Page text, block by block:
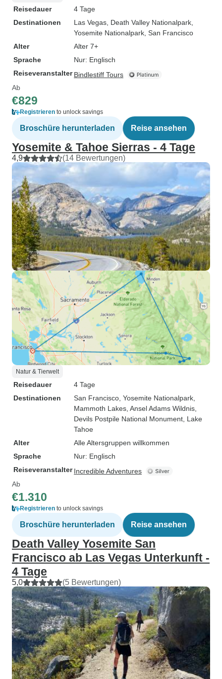
Reisedauer
4 Tage
Destinationen
Las Vegas , Death Valley Nationalpark
Yosemite Nationalpark , San Francisco
Alter
Alter 7+
Sprache
Nur: Englisch
Reiseveranstalter Bindlestiff Tours
Ab
€829
Registrieren to unlock savings
Broschüre herunterladen Reise ansehen
Yosemite & Tahoe Sierras - 4 Tage
4,9 (14 Bewertungen)
Natur & Tierwelt
Reisedauer
4 Tage
Destinationen
San Francisco , Yosemite Nationalpark
Mammoth Lakes , Ansel Adams Wildnis
Devils Postpile National Monument , Lake
Tahoe
Alter
Alle Altersgruppen willkommen
Sprache
Nur: Englisch
Reiseveranstalter Incredible Adventures
Ab
€1.310
Registrieren to unlock savings
Broschüre herunterladen Reise ansehen
Death Valley Yosemite San
Francisco ab Las Vegas Unterkunft -
4 Tage
5,0 (5 Bewertungen)